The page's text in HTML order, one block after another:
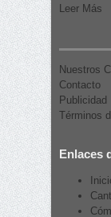
Leer Más
Nuestros
Contacto
Publicidad
Términos
Enlaces